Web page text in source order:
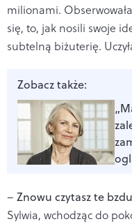
milionami.
się, to, jak nosili swoje
subtelną biżuterię.
Zobacz także:
– Znowu czytasz te
Sylwia, wchodząc do